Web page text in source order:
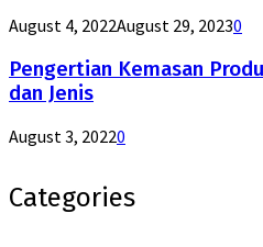
August 4, 2022August 29, 20230
Pengertian Kemasan
dan Jenis
August 3, 20220
Categories